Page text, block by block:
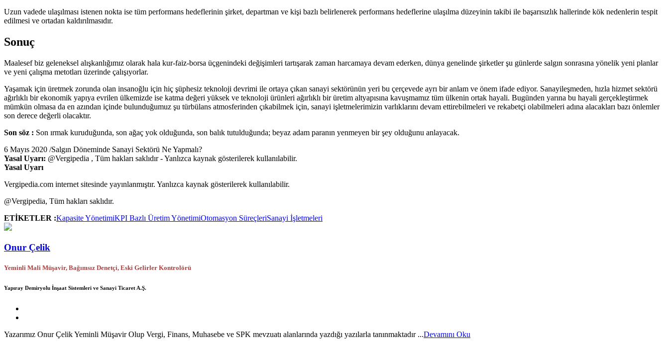
Uzun vadede ulaşılması istenen nokta ise tüm performans hedeflerinin şirket, departman ve kişi bazlı belirlenerek performans hedeflerine ulaşılma düzeyinin takibi ile başarısızlık hallerinde kök nedenlerin tespit
edilmesi ve ortadan kaldırılmasıdır.
Sonuç
Maalesef biz geleneksel alışkanlığımız olarak hala kur-faiz-borsa üçgenindeki değişimleri tartışarak zaman harcamaya devam ederken, dünya genelinde şirketler şu günlerde salgın sonrasına yönelik yeni planlar
ve yeni çalışma metotları üzerinde çalışıyorlar.
Yaşamak için üretmek zorunda olan insanoğlu için hiç şüphesiz teknoloji devrimi ile ortaya çıkan sanayi sektörünün yeri bu çerçevede ayrı bir anlam ve önem ifade ediyor. Sanayileşmeden, hızla hizmet sektörü
ağırlıklı bir ekonomik yapıya evrilen ülkemizde ise katma değeri yüksek ve teknoloji ürünleri ağırlıklı bir üretim altyapısına kavuşmamız tüm ülkenin ortak hayali. Bugünden yarına bu hayali gerçekleştirmek
mümkün olmasa da en azından içinde bulunduğumuz şu türbülans atmosferinden çıkabilmek için, sanayi işletmelerimizin varlıklarını devam ettirebilmeleri ve rekabetçi olabilmeleri adına alacakları bazı önlemler
son derece değerli olacaktır.
Son söz : Son ırmak kuruduğunda, son ağaç yok olduğunda, son balık tutulduğunda; beyaz adam paranın yenmeyen bir şey olduğunu anlayacak.
6 Mayıs 2020 /Salgın Döneminde Sanayi Sektörü Ne Yapmalı?
Yasal Uyarı: @Vergipedia , Tüm hakları saklıdır - Yanlızca kaynak gösterilerek kullanılabilir.
Yasal Uyarı
Vergipedia.com internet sitesinde yayınlanmıştır. Yanlızca kaynak gösterilerek kullanılabilir.
@Vergipedia, Tüm hakları saklıdır.
ETİKETLER :Kapasite YönetimiKPI Bazlı Üretim YönetimiOtomasyon SüreçleriSanayi İşletmeleri
Onur Çelik
Yeminli Mali Müşavir, Bağımsız Denetçi, Eski Gelirler Kontrolörü
Yapıray Demiryolu İnşaat Sistemleri ve Sanayi Ticaret A.Ş.
Yazarımız Onur Çelik Yeminli Müşavir Olup Vergi, Finans, Muhasebe ve SPK mevzuatı alanlarında yazdığı yazılarla tanınmaktadır ...Devamını Oku